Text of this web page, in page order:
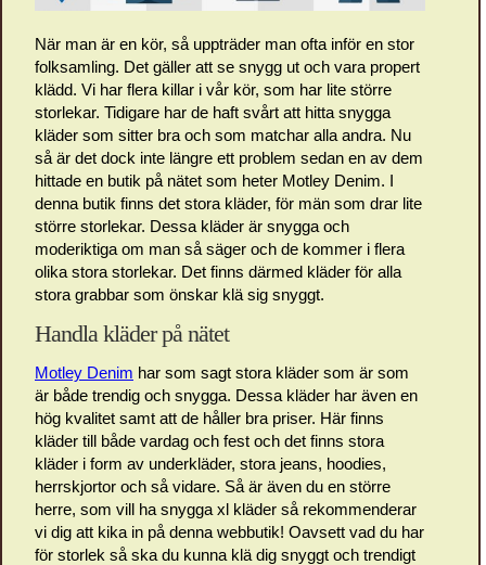
När man är en kör, så uppträder man ofta inför en stor
folksamling. Det gäller att se snygg ut och vara propert
klädd. Vi har flera killar i vår kör, som har lite större
storlekar. Tidigare har de haft svårt att hitta snygga
kläder som sitter bra och som matchar alla andra. Nu
så är det dock inte längre ett problem sedan en av dem
hittade en butik på nätet som heter Motley Denim. I
denna butik finns det stora kläder, för män som drar lite
större storlekar. Dessa kläder är snygga och
moderiktiga om man så säger och de kommer i flera
olika stora storlekar. Det finns därmed kläder för alla
stora grabbar som önskar klä sig snyggt.
Handla kläder på nätet
Motley Denim har som sagt stora kläder som är som
är både trendig och snygga. Dessa kläder har även en
hög kvalitet samt att de håller bra priser. Här finns
kläder till både vardag och fest och det finns stora
kläder i form av underkläder, stora jeans, hoodies,
herrskjortor och så vidare. Så är även du en större
herre, som vill ha snygga xl kläder så rekommenderar
vi dig att kika in på denna webbutik! Oavsett vad du har
för storlek så ska du kunna klä dig snyggt och trendigt